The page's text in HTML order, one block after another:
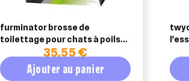
furminator brosse de
toilettage pour chats à poils
35,55 €
Ajouter au panier
des